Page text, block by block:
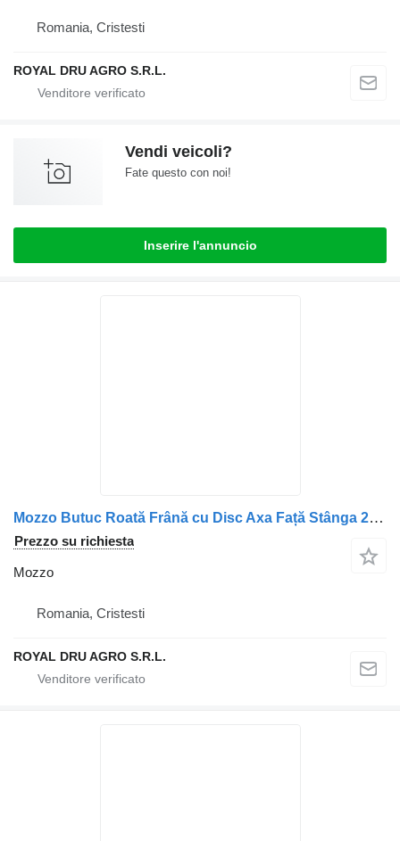
Romania, Cristesti
ROYAL DRU AGRO S.R.L.
Vendi veicoli?
Fate questo con noi!
Inserire l'annuncio
Mozzo Butuc Roată Frână cu Disc Axa Față Stânga 2019789 / 1812563 / 16 per camion DAF DAF
Prezzo su richiesta
Mozzo
Romania, Cristesti
ROYAL DRU AGRO S.R.L.